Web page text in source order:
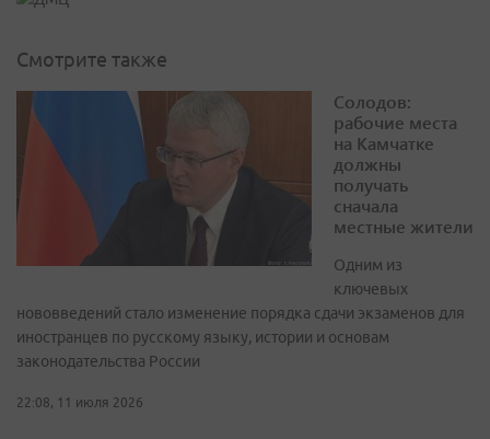
Смотрите также
Солодов:
рабочие места
на Камчатке
должны
получать
сначала
местные жители
Одним из
ключевых
нововведений стало изменение порядка сдачи экзаменов для
иностранцев по русскому языку, истории и основам
законодательства России
22:08, 11 июля 2026